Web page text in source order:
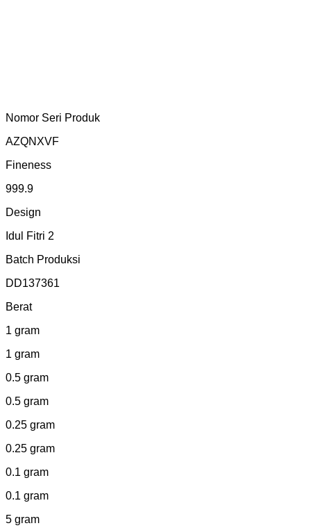
Nomor Seri Produk
AZQNXVF
Fineness
999.9
Design
Idul Fitri 2
Batch Produksi
DD137361
Berat
1 gram
1 gram
0.5 gram
0.5 gram
0.25 gram
0.25 gram
0.1 gram
0.1 gram
5 gram